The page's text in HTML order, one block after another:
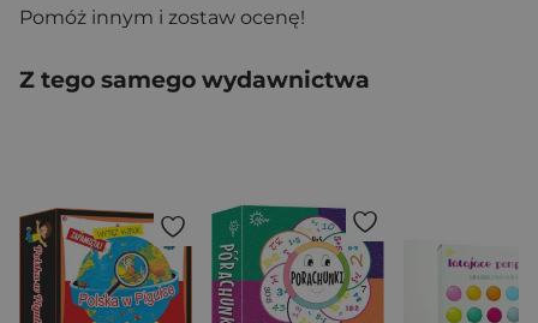
Pomóż innym i zostaw ocenę!
Z tego samego wydawnictwa